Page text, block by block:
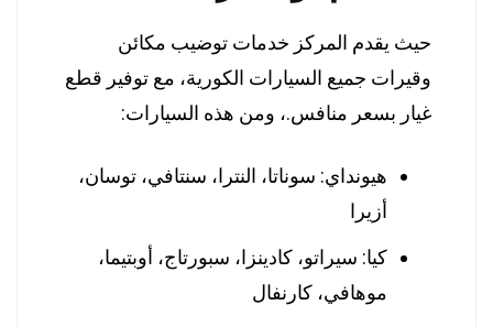
حيث يقدم المركز خدمات توضيب مكائن
وقيرات جميع السيارات الكورية، مع توفير قطع
غيار بسعر منافس.، ومن هذه السيارات:
هيونداي: سوناتا، النترا، سنتافي، توسان،
أزيرا
كيا: سيراتو، كادينزا، سبورتاج، أوبتيما،
موهافي، كارنفال